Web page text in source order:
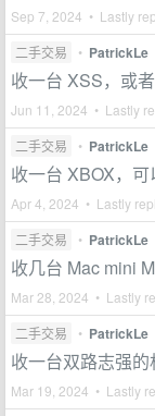
Sep 7, 2024 • Lastly
二手交易 • PatrickLe
收一台 XSS，或
Jun 11, 2024 • Lastly
二手交易 • PatrickLe
收一台 XBOX，
Apr 4, 2024 • Lastly
二手交易 • PatrickLe
收几台 Mac mini
Mar 28, 2024 • Lastly
二手交易 • PatrickLe
收一台双路志强的
Mar 19, 2024 • Lastly